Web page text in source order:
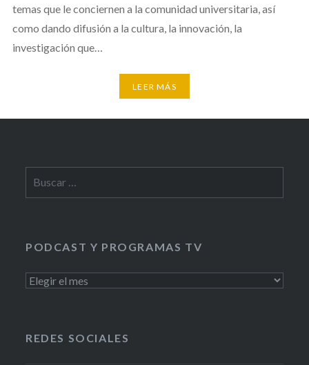
temas que le conciernen a la comunidad universitaria, así
como dando difusión a la cultura, la innovación, la
investigación que…
LEER MÁS
PODCAST Y PROGRAMAS TV
PODCAST
REDES SOCIALES